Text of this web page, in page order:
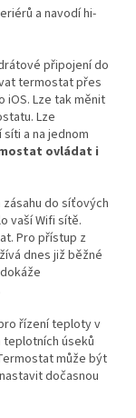
a navodí hi-
připojení do
termostat přes
Lze tak měnit
Lze
a na jednom
ovládat i
do síťových
vaší Wifi sítě.
Pro přístup z
dnes již běžné
řízení teploty v
úseků
může být
dočasnou